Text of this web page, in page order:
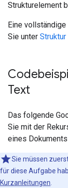
Strukturelement
Eine
Sie unter
Text
Das folgende
Sie mit der
eines
Sie müssen
für diese Aufgabe
Kurzanleitungen